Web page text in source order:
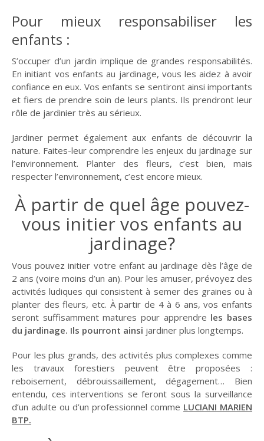
Pour mieux responsabiliser les
enfants :
S’occuper d’un jardin implique de grandes responsabilités.
En initiant vos enfants au jardinage, vous les aidez à avoir
confiance en eux. Vos enfants se sentiront ainsi importants
et fiers de prendre soin de leurs plants. Ils prendront leur
rôle de jardinier très au sérieux.
Jardiner permet également aux enfants de découvrir la
nature. Faites-leur comprendre les enjeux du jardinage sur
l’environnement. Planter des fleurs, c’est bien, mais
respecter l’environnement, c’est encore mieux.
À partir de quel âge pouvez-
vous initier vos enfants au
jardinage?
Vous pouvez initier votre enfant au jardinage dès l’âge de
2 ans (voire moins d’un an). Pour les amuser, prévoyez des
activités ludiques qui consistent à semer des graines ou à
planter des fleurs, etc. À partir de 4 à 6 ans, vos enfants
seront suffisamment matures pour apprendre les bases
du jardinage. Ils pourront ainsi jardiner plus longtemps.
Pour les plus grands, des activités plus complexes comme
les travaux forestiers peuvent être proposées :
reboisement, débrouissaillement, dégagement… Bien
entendu, ces interventions se feront sous la surveillance
d’un adulte ou d’un professionnel comme LUCIANI MARIEN
BTP.